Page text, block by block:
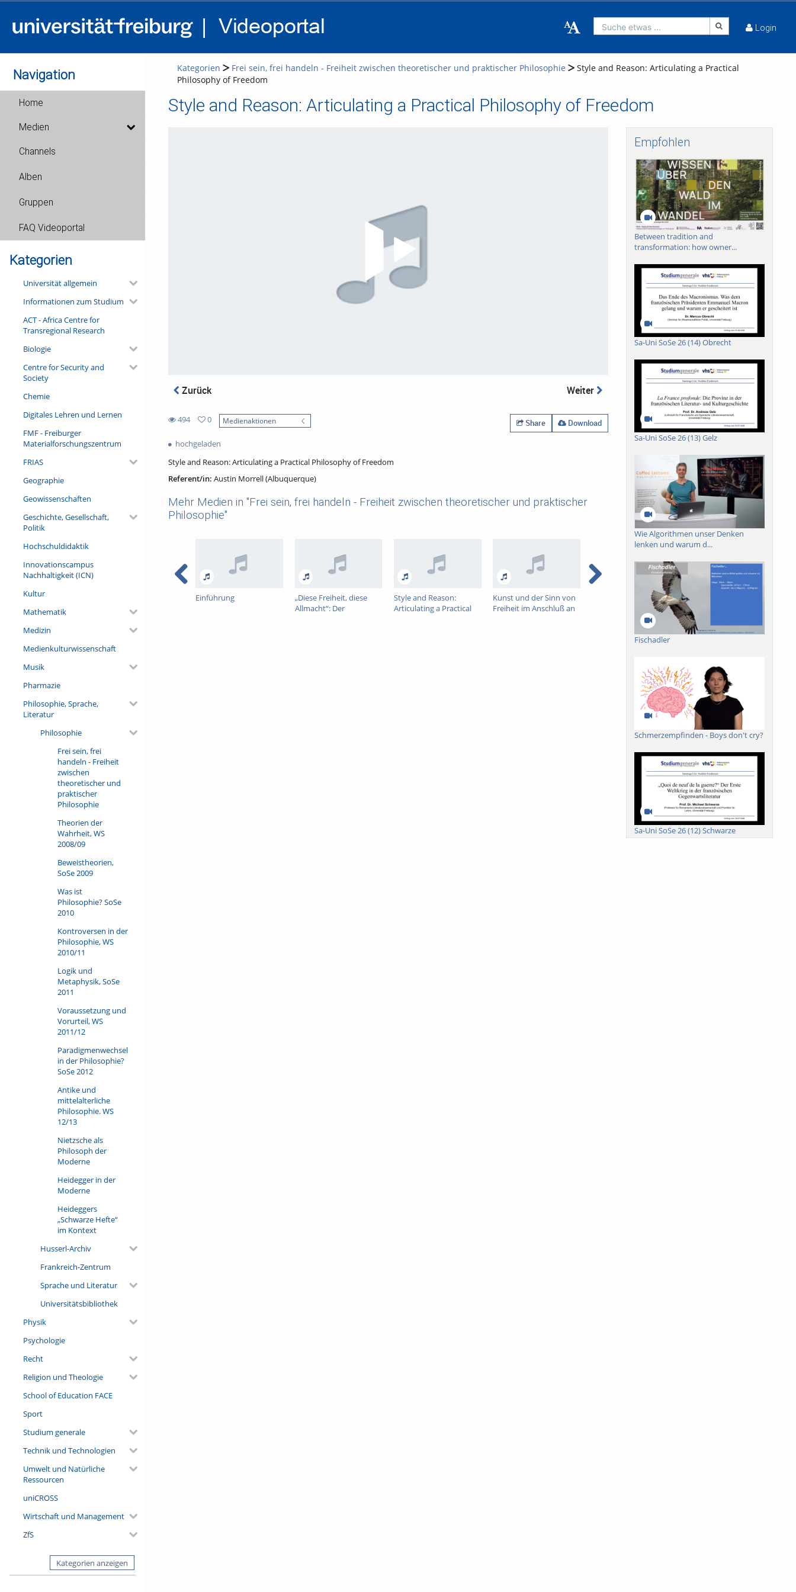
Suche etwas ... Login
Navigation
Home
Medien
Channels
Alben
Gruppen
FAQ Videoportal
Kategorien
Universität allgemein
Informationen zum Studium
ACT - Africa Centre for
Transregional Research
Biologie
Centre for Security and
Society
Chemie
Digitales Lehren und Lernen
FMF - Freiburger
Materialforschungszentrum
FRIAS
Geographie
Geowissenschaften
Geschichte, Gesellschaft,
Politik
Hochschuldidaktik
Innovationscampus
Nachhaltigkeit (ICN)
Kultur
Mathematik
Medizin
Medienkulturwissenschaft
Musik
Pharmazie
Philosophie, Sprache,
Literatur
Philosophie
Frei sein, frei
handeln - Freiheit
zwischen
theoretischer und
praktischer
Philosophie
Theorien der
Wahrheit, WS
2008/09
Beweistheorien,
SoSe 2009
Was ist
Philosophie? SoSe
2010
Kontroversen in der
Philosophie, WS
2010/11
Logik und
Metaphysik, SoSe
2011
Voraussetzung und
Vorurteil, WS
2011/12
Paradigmenwechsel
in der Philosophie?
SoSe 2012
Antike und
mittelalterliche
Philosophie. WS
12/13
Nietzsche als
Philosoph der
Moderne
Heidegger in der
Moderne
Heideggers
„Schwarze Hefte“
im Kontext
Husserl-Archiv
Frankreich-Zentrum
Sprache und Literatur
Universitätsbibliothek
Physik
Psychologie
Recht
Religion und Theologie
School of Education FACE
Sport
Studium generale
Technik und Technologien
Umwelt und Natürliche
Ressourcen
uniCROSS
Wirtschaft und Management
ZfS
Kategorien anzeigen
Kategorien Frei sein, frei handeln - Freiheit zwischen theoretischer und praktischer Philosophie
Style and Reason: Articulating a Practical
Philosophy of Freedom
Style and Reason: Articulating a Practical Philosophy of Freedom
Zurück Weiter
494
views
0
favorites
Medienaktionen Share
Download
hochgeladen
Style and Reason: Articulating a Practical Philosophy of Freedom
Referent/in: Austin Morrell (Albuquerque)
Mehr Medien in "Frei sein, frei handeln - Freiheit zwischen theoretischer und praktischer
Philosophie"
Einführung
„Diese Freiheit, diese
Allmacht“: Der
Style and Reason:
Articulating a Practical
Kunst und der Sinn von
Freiheit im Anschluß an
Diskussion zum Vortrag:
Kunst und der Sinn von
Freiheit im Anschluß an
Freiheit: Heideggers
ontologischer
Freiheitsbegriff
Empfohlen
Between tradition and
transformation: how owner...
Sa-Uni SoSe 26 (14) Obrecht
Sa-Uni SoSe 26 (13) Gelz
Wie Algorithmen unser Denken
lenken und warum d...
Fischadler
Schmerzempfinden - Boys don't cry?
Sa-Uni SoSe 26 (12) Schwarze